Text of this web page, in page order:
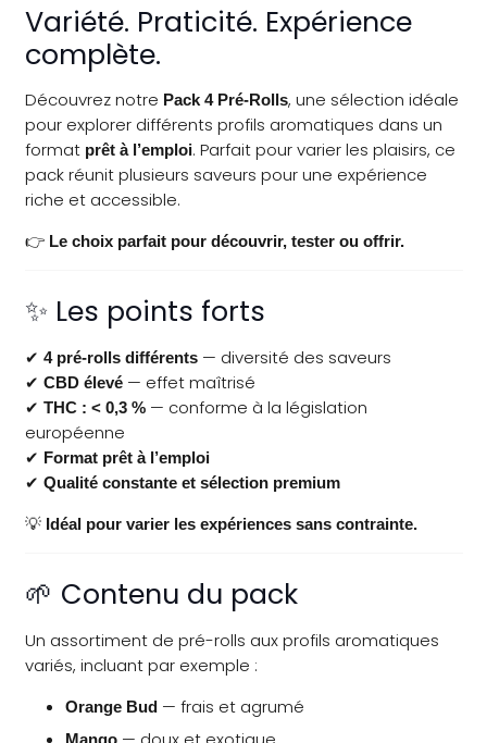
Variété. Praticité. Expérience
complète.
Découvrez notre Pack 4 Pré-Rolls, une sélection idéale
pour explorer différents profils aromatiques dans un
format prêt à l’emploi. Parfait pour varier les plaisirs, ce
pack réunit plusieurs saveurs pour une expérience
riche et accessible.
👉 Le choix parfait pour découvrir, tester ou offrir.
✨ Les points forts
✔ 4 pré-rolls différents— diversité des saveurs
✔ CBD élevé— effet maîtrisé
✔ THC : < 0,3 %— conforme à la législation
européenne
✔ Format prêt à l’emploi
✔ Qualité constante et sélection premium
💡 Idéal pour varier les expériences sans contrainte.
🌱 Contenu du pack
Un assortiment de pré-rolls aux profils aromatiques
variés, incluant par exemple :
Orange Bud — frais et agrumé
Mango